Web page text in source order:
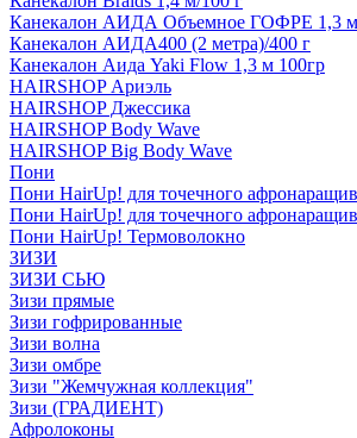
Канекалон АИДА Объемное ГОФРЕ 1,3
Канекалон АИДА400 (2 метра)/400 г
Канекалон Аида Yaki Flow 1,3 м 100гр
HAIRSHOP Ариэль
HAIRSHOP Джессика
HAIRSHOP Body Wave
HAIRSHOP Big Body Wave
Пони
Пони HairUp! для точечного
Пони HairUp! для точечного
Пони HairUp! Термоволокно
ЗИЗИ
ЗИЗИ СЬЮ
Зизи прямые
Зизи гофрированные
Зизи волна
Зизи омбре
Зизи "Жемчужная коллекция"
Зизи (ГРАДИЕНТ)
Афролоконы